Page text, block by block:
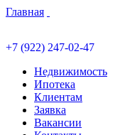
Главная
+7 (922) 247-02-47
Недвижимость
Ипотека
Клиентам
Заявка
Вакансии